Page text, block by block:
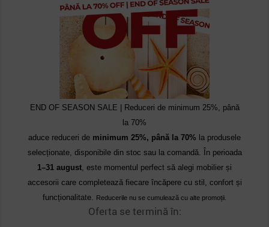
END OF SEASON SALE | Reduceri de minimum 25%, până
la 70%
aduce reduceri de minimum 25%, până la 70% la produsele
selecționate, disponibile din stoc sau la comandă. În perioada
1–31 august, este momentul perfect să alegi mobilier și
accesorii care completează fiecare încăpere cu stil, confort și
funcționalitate. Reducerile nu se cumulează cu alte promoții.
Oferta se termină în: